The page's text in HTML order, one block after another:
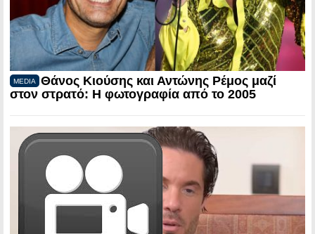
MEDIA
Θάνος Κιούσης και Αντώνης Ρέμος μαζί
στον στρατό: Η φωτογραφία από το 2005